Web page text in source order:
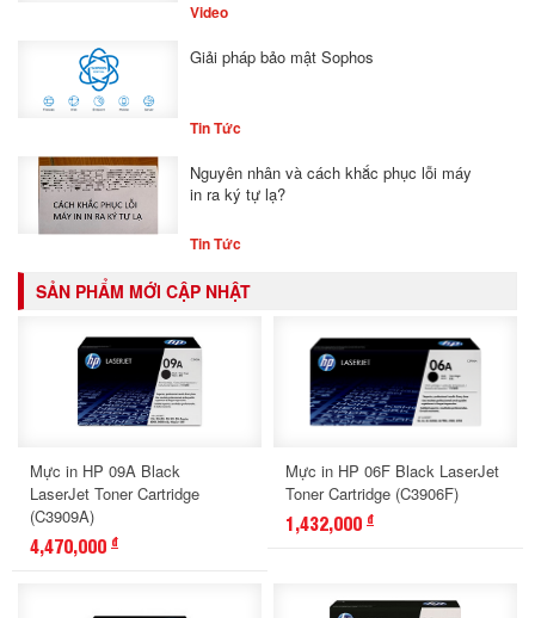
Video
Giải pháp bảo mật Sophos
Tin Tức
Nguyên nhân và cách khắc phục lỗi máy
in ra ký tự lạ?
Tin Tức
SẢN PHẨM MỚI CẬP NHẬT
Mực in HP 09A Black
LaserJet Toner Cartridge
(C3909A)
4,470,000 đ
Mực in HP 06F Black LaserJet
Toner Cartridge (C3906F)
1,432,000 đ